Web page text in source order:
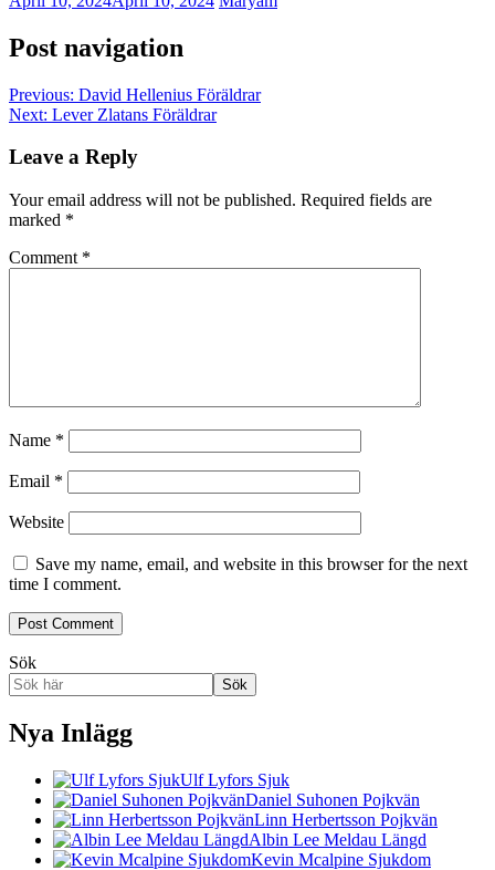
Post navigation
Previous: David Hellenius Föräldrar
Next: Lever Zlatans Föräldrar
Leave a Reply
Your email address will not be published. Required fields are
marked *
Comment *
Name *
Email *
Website
Save my name, email, and website in this browser for the next
time I comment.
Sök
Sök
Nya Inlägg
Ulf Lyfors Sjuk
Daniel Suhonen Pojkvän
Linn Herbertsson Pojkvän
Albin Lee Meldau Längd
Kevin Mcalpine Sjukdom